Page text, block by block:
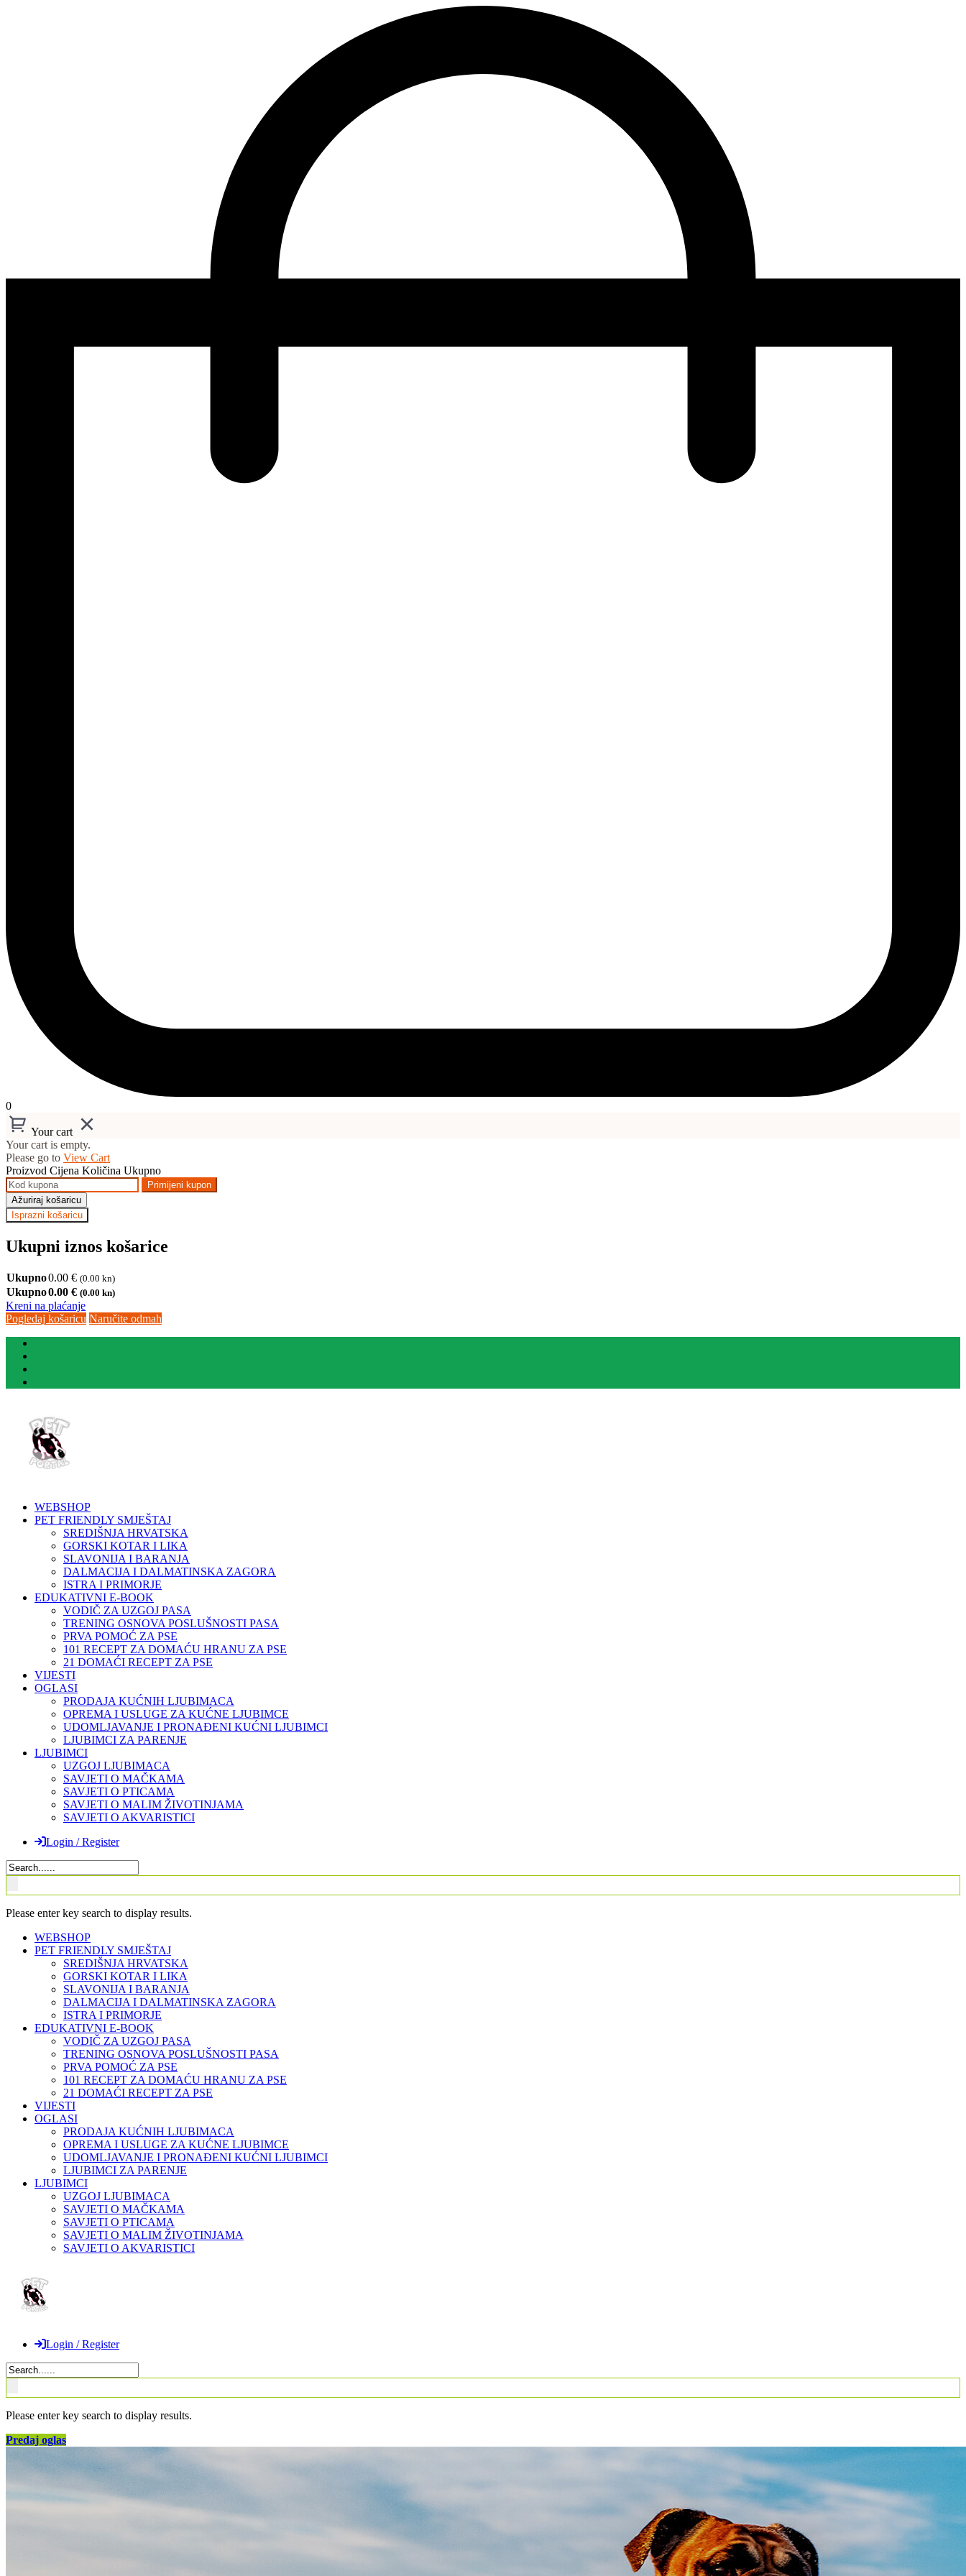
0
Your cart
Your cart is empty.
Please go to View Cart
Proizvod Cijena Količina Ukupno
Primijeni kupon
Ažuriraj košaricu
Isprazni košaricu
Ukupni iznos košarice
Ukupno0.00 € (0.00 kn)
Ukupno0.00 € (0.00 kn)
Kreni na plaćanje
Pogledaj košaricu Naručite odmah
WEBSHOP
PET FRIENDLY SMJEŠTAJ
SREDIŠNJA HRVATSKA
GORSKI KOTAR I LIKA
SLAVONIJA I BARANJA
DALMACIJA I DALMATINSKA ZAGORA
ISTRA I PRIMORJE
EDUKATIVNI E-BOOK
VODIČ ZA UZGOJ PASA
TRENING OSNOVA POSLUŠNOSTI PASA
PRVA POMOĆ ZA PSE
101 RECEPT ZA DOMAĆU HRANU ZA PSE
21 DOMAĆI RECEPT ZA PSE
VIJESTI
OGLASI
PRODAJA KUĆNIH LJUBIMACA
OPREMA I USLUGE ZA KUĆNE LJUBIMCE
UDOMLJAVANJE I PRONAĐENI KUĆNI LJUBIMCI
LJUBIMCI ZA PARENJE
LJUBIMCI
UZGOJ LJUBIMACA
SAVJETI O MAČKAMA
SAVJETI O PTICAMA
SAVJETI O MALIM ŽIVOTINJAMA
SAVJETI O AKVARISTICI
Login / Register
Please enter key search to display results.
WEBSHOP
PET FRIENDLY SMJEŠTAJ
SREDIŠNJA HRVATSKA
GORSKI KOTAR I LIKA
SLAVONIJA I BARANJA
DALMACIJA I DALMATINSKA ZAGORA
ISTRA I PRIMORJE
EDUKATIVNI E-BOOK
VODIČ ZA UZGOJ PASA
TRENING OSNOVA POSLUŠNOSTI PASA
PRVA POMOĆ ZA PSE
101 RECEPT ZA DOMAĆU HRANU ZA PSE
21 DOMAĆI RECEPT ZA PSE
VIJESTI
OGLASI
PRODAJA KUĆNIH LJUBIMACA
OPREMA I USLUGE ZA KUĆNE LJUBIMCE
UDOMLJAVANJE I PRONAĐENI KUĆNI LJUBIMCI
LJUBIMCI ZA PARENJE
LJUBIMCI
UZGOJ LJUBIMACA
SAVJETI O MAČKAMA
SAVJETI O PTICAMA
SAVJETI O MALIM ŽIVOTINJAMA
SAVJETI O AKVARISTICI
Login / Register
Please enter key search to display results.
Predaj oglas